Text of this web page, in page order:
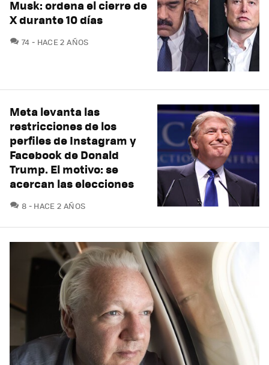
Musk: ordena el cierre de
X durante 10 días
74 COMENTARIOS
HACE 2 AÑOS
Meta levanta las
restricciones de los
perfiles de Instagram y
Facebook de Donald
Trump. El motivo: se
acercan las elecciones
8 COMENTARIOS
HACE 2 AÑOS